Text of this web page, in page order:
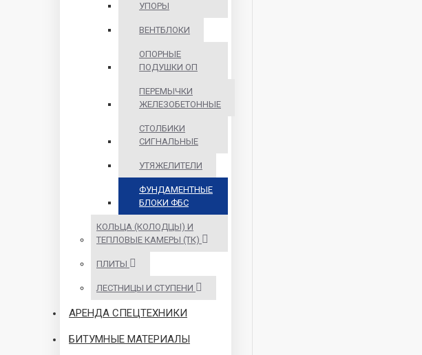
УПОРЫ
ВЕНТБЛОКИ
ОПОРНЫЕ
ПОДУШКИ ОП
ПЕРЕМЫЧКИ
ЖЕЛЕЗОБЕТОННЫЕ
СТОЛБИКИ
СИГНАЛЬНЫЕ
УТЯЖЕЛИТЕЛИ
ФУНДАМЕНТНЫЕ
БЛОКИ ФБС
КОЛЬЦА (КОЛОДЦЫ) И
ТЕПЛОВЫЕ КАМЕРЫ (ТК)
ПЛИТЫ
ЛЕСТНИЦЫ И СТУПЕНИ
АРЕНДА СПЕЦТЕХНИКИ
БИТУМНЫЕ МАТЕРИАЛЫ